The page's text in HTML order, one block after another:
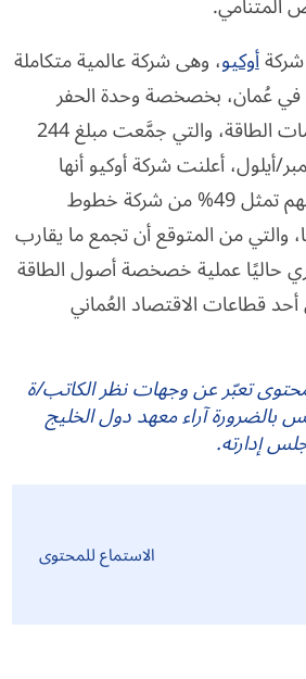
أوكيو، وهى شركة عالمية متكاملة
عُمان، بخصخصة وحدة الحفر
لديها، شركة أبراج لخدمات الطاقة، والتي جمَّعت مبلغ 244
أيلول، أعلنت شركة أوكيو أنها
ستطرح حصة من الأسهم تمثل 49% من شركة خطوط
والتي من المتوقع أن تجمع ما يقارب
حاليًا عملية خصخصة أصول الطاقة
قطاعات الاقتصاد العُماني
تعبّر عن وجهات نظر الكاتب/ة
بالضرورة آراء معهد دول الخليج
إدارته.
الاستماع للمحتوى